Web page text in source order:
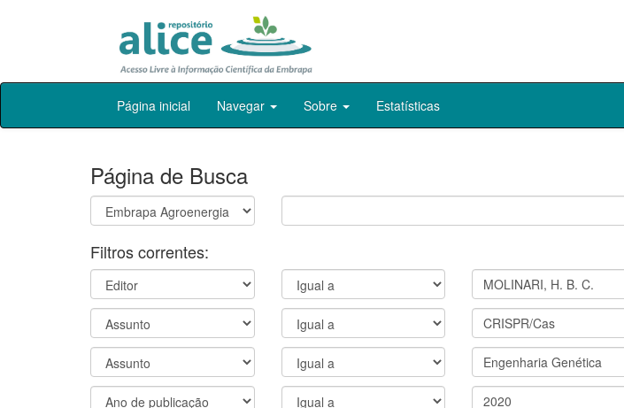
Skip
Página inicial Navegar Sobre Estatísticas
Página de Busca
Filtros correntes: